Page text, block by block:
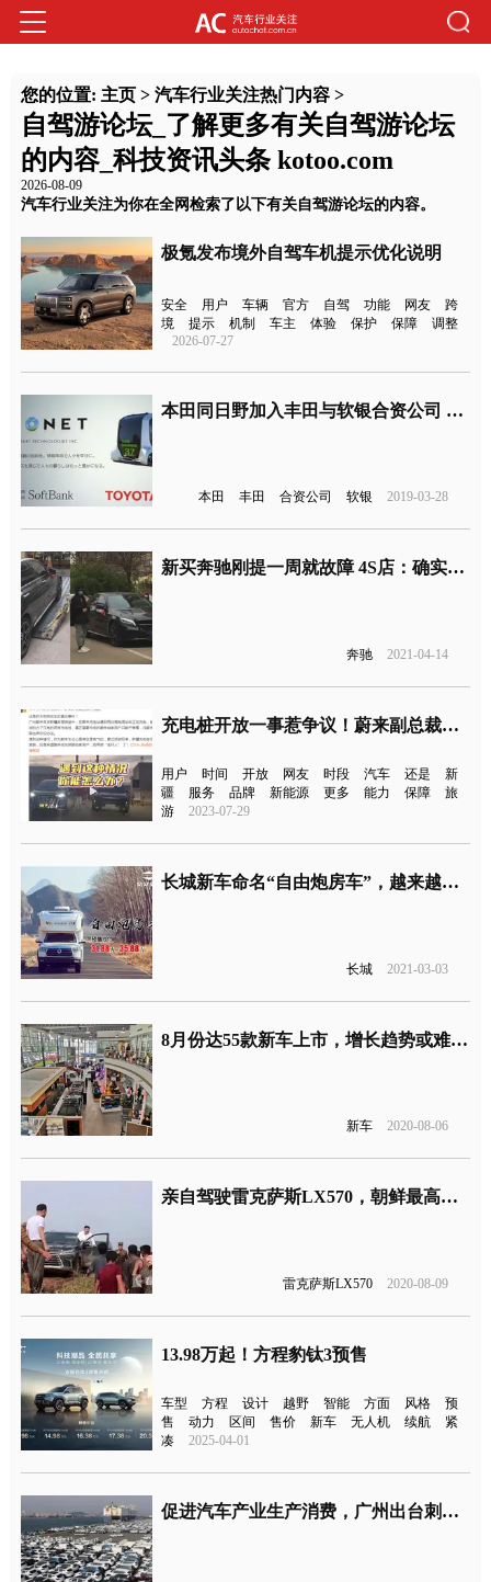
您的位置: 主页> 汽车行业关注热门内容>
自驾游论坛_了解更多有关自驾游论坛
的内容_科技资讯头条 kotoo.com
2026-08-09
汽车行业关注为你在全网检索了以下有关自驾游论坛的内容。
极氪发布境外自驾车机提示优化说明
安全 用户 车辆 官方 自驾 功能 网友
跨
境
提示 机制 车主 体验 保护 保障
调整
2026-07-27
本田同日野加入丰田与软银合资公司 共同开发自驾车服务
本田 丰田 合资公司 软银 2019-03-28
新买奔驰刚提一周就故障 4S店：确实存在质量问题
奔驰 2021-04-14
充电桩开放一事惹争议！蔚来副总裁：优先保障纯电车辆
用户 时间 开放 网友 时段 汽车 还是
新
疆
服务 品牌 新能源 更多 能力 保障
旅
游
2023-07-29
长城新车命名“自由炮房车”，越来越会玩了？
长城 2021-03-03
8月份达55款新车上市，增长趋势或难延续
新车 2020-08-06
亲自驾驶雷克萨斯LX570，朝鲜最高领导人座驾公布
雷克萨斯LX570 2020-08-09
13.98万起！方程豹钛3预售
车型 方程 设计 越野 智能 方面 风格
预
售
动力 区间 售价 新车 无人机 续航
紧
凑
2025-04-01
促进汽车产业生产消费，广州出台刺激汽车消费等措施